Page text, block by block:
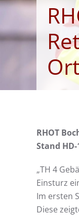
RHOT
Stand HD-
„TH 4
Einsturz
Im ersten
Diese